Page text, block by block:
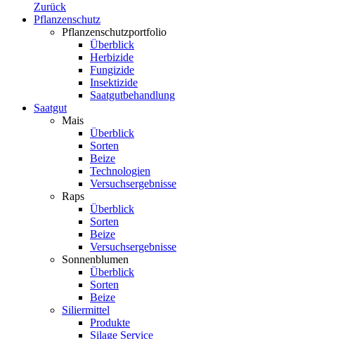
Zurück
Pflanzenschutz
Pflanzenschutzportfolio
Überblick
Herbizide
Fungizide
Insektizide
Saatgutbehandlung
Saatgut
Mais
Überblick
Sorten
Beize
Technologien
Versuchsergebnisse
Raps
Überblick
Sorten
Beize
Versuchsergebnisse
Sonnenblumen
Überblick
Sorten
Beize
Siliermittel
Produkte
Silage Service